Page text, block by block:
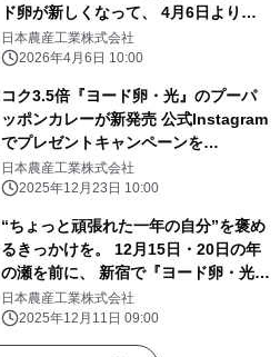
ド卵が新しくなって、 4月6日より全
国で順次発売!
日本農産工業株式会社
2026年4月6日 10:00
コク3.5倍『ヨード卵・光』のプーパ
ッポンカレーが新発売 公式Instagram
でプレゼントキャンペーンを
12/31(水)まで開催中！
日本農産工業株式会社
2025年12月23日 10:00
“ちょっと頑張れた一年の自分”を褒め
るきっかけを。 12月15日・20日の年
の瀬を前に、 新宿で『ヨード卵・光』
が体験型イベントを開催
日本農産工業株式会社
2025年12月11日 09:00